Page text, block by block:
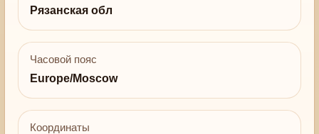
Рязанская обл
Часовой пояс
Europe/Moscow
Координаты